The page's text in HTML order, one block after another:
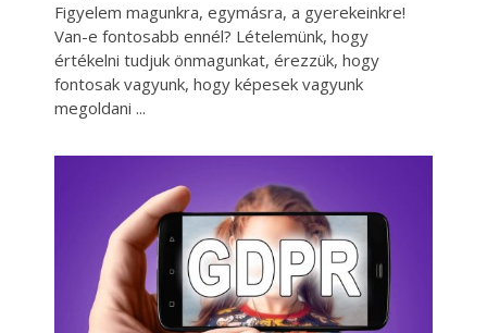
Figyelem magunkra, egymásra, a gyerekeinkre!
Van-e fontosabb ennél? Lételemünk, hogy
értékelni tudjuk önmagunkat, érezzük, hogy
fontosak vagyunk, hogy képesek vagyunk
megoldani